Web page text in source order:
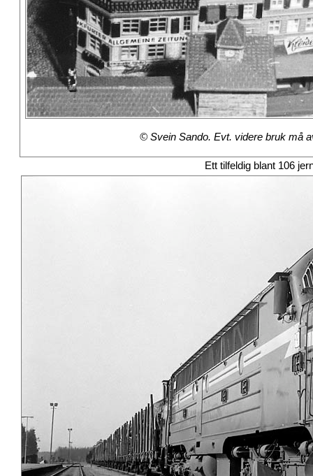
© Svein Sando. Evt. videre bruk må
Ett tilfeldig blant 106